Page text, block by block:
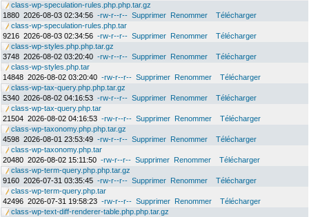
class-wp-speculation-rules.php.php.tar.gz
1880 2026-08-03 02:34:56 -rw-r--r-- Supprimer Renommer
Télécharger
class-wp-speculation-rules.php.tar
9216 2026-08-03 02:34:56 -rw-r--r-- Supprimer Renommer
Télécharger
class-wp-styles.php.php.tar.gz
3748 2026-08-02 03:20:40 -rw-r--r-- Supprimer Renommer
Télécharger
class-wp-styles.php.tar
14848 2026-08-02 03:20:40 -rw-r--r-- Supprimer Renommer
Télécharger
class-wp-tax-query.php.php.tar.gz
5340 2026-08-02 04:16:53 -rw-r--r-- Supprimer Renommer
Télécharger
class-wp-tax-query.php.tar
21504 2026-08-02 04:16:53 -rw-r--r-- Supprimer Renommer
Télécharger
class-wp-taxonomy.php.php.tar.gz
4598 2026-08-01 23:53:49 -rw-r--r-- Supprimer Renommer
Télécharger
class-wp-taxonomy.php.tar
20480 2026-08-02 15:11:50 -rw-r--r-- Supprimer Renommer
Télécharger
class-wp-term-query.php.php.tar.gz
9160 2026-07-31 03:35:45 -rw-r--r-- Supprimer Renommer
Télécharger
class-wp-term-query.php.tar
42496 2026-07-31 19:58:23 -rw-r--r-- Supprimer Renommer
Télécharger
class-wp-text-diff-renderer-table.php.php.tar.gz